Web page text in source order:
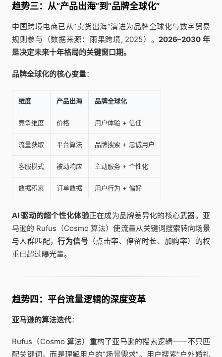
趋势三：从”产品出海”到”品牌全球化”
中国跨境电商已从”卖货出海”演进为品牌全球化与数字贸易
规则参与（数据来源：雨果跨境, 2025）。 2026–2030 年
是决定未来十年格局的关键窗口期。
品牌全球化的核心变量：
维度 产品出海 品牌全球化
竞争维度 价格 用户体验 + 信任
流量获取 平台算法 品牌搜索 + 忠诚用户
客服模式 被动响应 主动服务 + 个性化
数据积累 订单数据 用户行为 + 偏好
AI 驱动的超个性化体验正在成为品牌差异化的核心武器。亚
马逊的 Rufus（Cosmo 算法）使流量从关键词搜索转向场景
与人群匹配，行为信号 （点击率、停留时长、加购率）的权
重已超过曝光量。
趋势四：平台流量逻辑的深度变革
亚马逊的算法迭代：
Rufus（Cosmo 算法）重构了亚马逊的搜索逻辑——不只匹
配关键词，而是理解用户的”场景需求”。用户搜索”户外婚礼